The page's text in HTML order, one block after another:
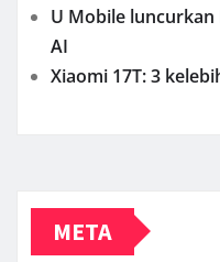
U Mobile luncurkan
AI
Xiaomi 17T: 3
META